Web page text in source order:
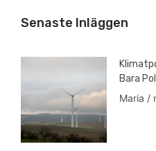
Senaste Inläggen
Bara
Maria